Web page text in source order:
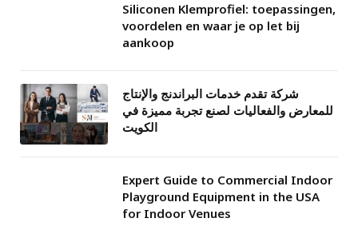
Siliconen Klemprofiel: toepassingen,
voordelen en waar je op let bij
aankoop
شركة تقدم خدمات البراندنج والإنتاج
للمعارض والفعاليات لصنع تجربة مميزة في
الكويت
Expert Guide to Commercial Indoor
Playground Equipment in the USA
for Indoor Venues